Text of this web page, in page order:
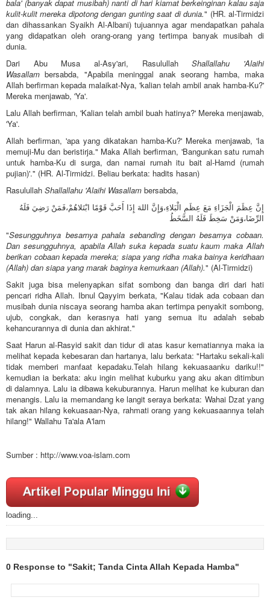
bala' (banyak dapat musibah) nanti di hari kiamat berkeinginan kalau saja
kulit-kulit mereka dipotong dengan gunting saat di dunia." (HR. al-Tirmidzi
dan dihassankan Syaikh Al-Albani) tujuannya agar mendapatkan pahala
yang didapatkan oleh orang-orang yang tertimpa banyak musibah di
dunia.
Dari Abu Musa al-Asy'ari, RasulullahShallallahu 'Alaihi
Wasallam bersabda, "Apabila meninggal anak seorang hamba, maka
Allah berfirman kepada malaikat-Nya, 'kalian telah ambil anak hamba-Ku?'
Mereka menjawab, 'Ya'.
Lalu Allah berfirman, 'Kalian telah ambil buah hatinya?' Mereka menjawab,
'Ya'.
Allah berfirman, 'apa yang dikatakan hamba-Ku?' Mereka menjawab, 'Ia
memuji-Mu dan beristirja." Maka Allah berfirman, 'Bangunkan satu rumah
untuk hamba-Ku di surga, dan namai rumah itu bait al-Hamd (rumah
pujian)'." (HR. Al-Tirmidzi. Beliau berkata: hadits hasan)
Rasulullah Shallallahu 'Alaihi Wasallam bersabda,
إِنَّ عِظَمَ الْجَزَاءِ مَعَ عِظَمِ الْبَلاءِ،وَإِنَّ اللهَ إِذَا أَحَبَّ قَوْمًا ابْتَلاهُمْ،فَمَنْ رَضِيَ فَلَهُ
الرِّضَا،وَمَنْ سَخِطَ فَلَهُ السَّخَطُ
"Sesungguhnya besarnya pahala sebanding dengan besarnya cobaan.
Dan sesungguhnya, apabila Allah suka kepada suatu kaum maka Allah
berikan cobaan kepada mereka; siapa yang ridha maka bainya keridhaan
(Allah) dan siapa yang marak baginya kemurkaan (Allah)." (Al-Tirmidzi)
Sakit juga bisa melenyapkan sifat sombong dan banga diri dari hati
pencari ridha Allah. Ibnul Qayyim berkata, "Kalau tidak ada cobaan dan
musibah dunia niscaya seorang hamba akan tertimpa penyakit sombong,
ujub, congkak, dan kerasnya hati yang semua itu adalah sebab
kehancurannya di dunia dan akhirat."
Saat Harun al-Rasyid sakit dan tidur di atas kasur kematiannya maka ia
melihat kepada kebesaran dan hartanya, lalu berkata: "Hartaku sekali-kali
tidak memberi manfaat kepadaku.Telah hilang kekuasaanku dariku!!"
kemudian ia berkata: aku ingin melihat kuburku yang aku akan ditimbun
di dalamnya. Lalu ia dibawa kekuburannya. Harun melihat ke kuburan dan
menangis. Lalu ia memandang ke langit seraya berkata: Wahai Dzat yang
tak akan hilang kekuasaan-Nya, rahmati orang yang kekuasaannya telah
hilang!" Wallahu Ta'ala A'lam
Sumber : http://www.voa-islam.com
loading...
0 Response to "Sakit; Tanda Cinta Allah Kepada Hamba"